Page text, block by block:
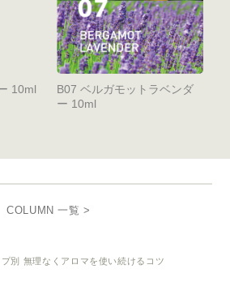
10ml
B07 ベルガモットラベンダ
ー 10ml
COLUMN 一覧 >
プ別 無理なくアロマを使い続けるコツ